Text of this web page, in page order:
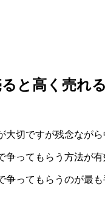
と高く売れ
切ですが残念なが
ってもらう方法が有
ってもらうのが最